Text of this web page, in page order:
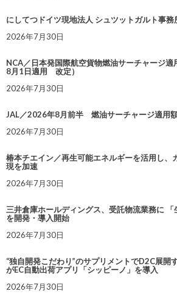
にしてつドイツ現地法人 シュツットガルト事務
2026年7月30日
NCA／日本発国際航空貨物燃油サーチャージ
8月1日適用 改定）
2026年7月30日
JAL／2026年8月前半 燃油サーチャージ適用
2026年7月30日
椿本チエイン／再生可能エネルギーを活用し、
現を加速
2026年7月30日
三井倉庫ホールディングス、受託物流業務に 「
を開発・導入開始
2026年7月30日
“独自開発こだわり”のサプリメントでD2C展開
がEC自動出荷アプリ「シッピーノ」を導入
2026年7月30日